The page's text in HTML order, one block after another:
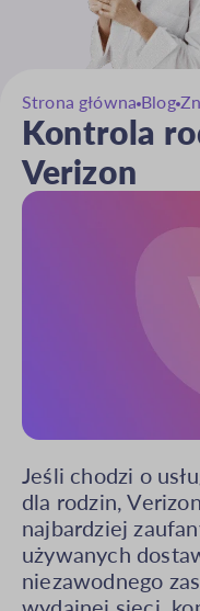
Strona główna Blog
Kontrola
Verizon
Jeśli chodzi o
dla rodzin,
najbardziej
używanych
niezawodnego